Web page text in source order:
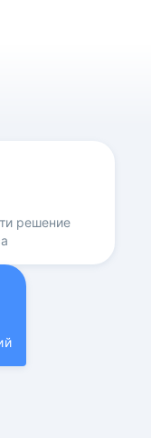
решение